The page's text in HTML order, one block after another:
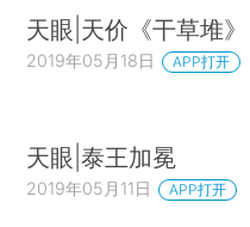
天眼|天价《干草堆》
2019年05月18日 APP打开
天眼|泰王加冕
2019年05月11日 APP打开